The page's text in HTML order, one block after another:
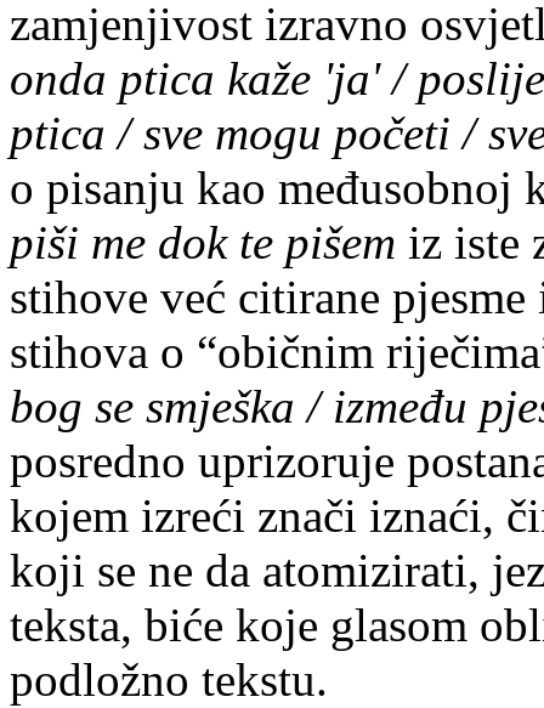
zamjenjivost izravno
onda ptica kaže 'ja' /
ptica / sve mogu početi /
o pisanju kao međusobnoj
piši me dok te pišem iz iste
stihove već citirane
stihova o “običnim
bog se smješka / između
posredno uprizoruje
kojem izreći znači iznaći,
koji se ne da atomizirati,
teksta, biće koje glasom
podložno tekstu.